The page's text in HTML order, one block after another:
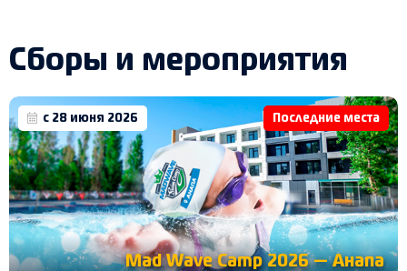
Сборы и мероприятия
с 28 июня 2026 Последние места
Mad Wave Camp 2026 — Анапа